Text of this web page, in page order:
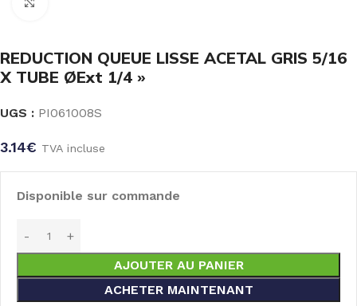
REDUCTION QUEUE LISSE ACETAL GRIS 5/16
X TUBE ØExt 1/4 »
UGS : PI061008S
3.14€ TVA incluse
Disponible sur commande
AJOUTER AU PANIER
ACHETER MAINTENANT